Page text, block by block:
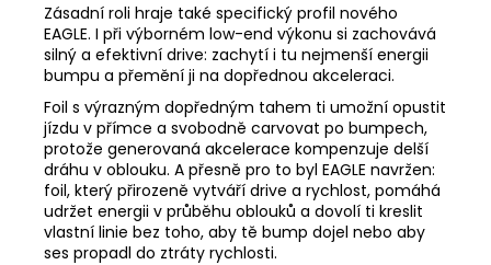
Zásadní roli hraje také specifický profil nového
EAGLE. I při výborném low-end výkonu si zachovává
silný a efektivní drive: zachytí i tu nejmenší energii
bumpu a přemění ji na dopřednou akceleraci.
Foil s výrazným dopředným tahem ti umožní opustit
jízdu v přímce a svobodně carvovat po bumpech,
protože generovaná akcelerace kompenzuje delší
dráhu v oblouku. A přesně pro to byl EAGLE navržen:
foil, který přirozeně vytváří drive a rychlost, pomáhá
udržet energii v průběhu oblouků a dovolí ti kreslit
vlastní linie bez toho, aby tě bump dojel nebo aby
ses propadl do ztráty rychlosti.